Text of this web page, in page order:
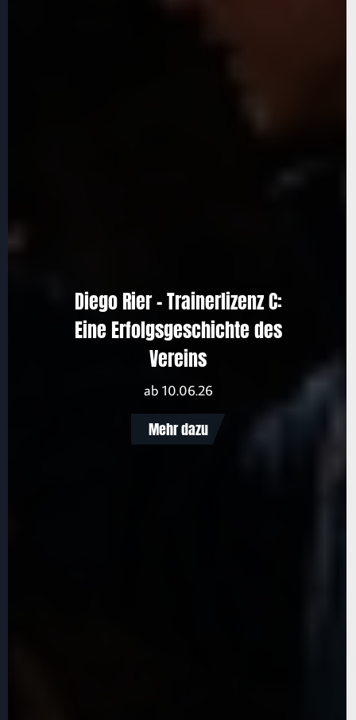
Diego Rier – Trainerlizenz C:
Eine Erfolgsgeschichte des
Vereins
ab 10.06.26
Mehr dazu